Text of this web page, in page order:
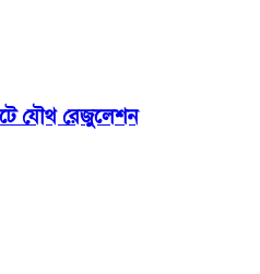
যৌথ রেজুলেশন